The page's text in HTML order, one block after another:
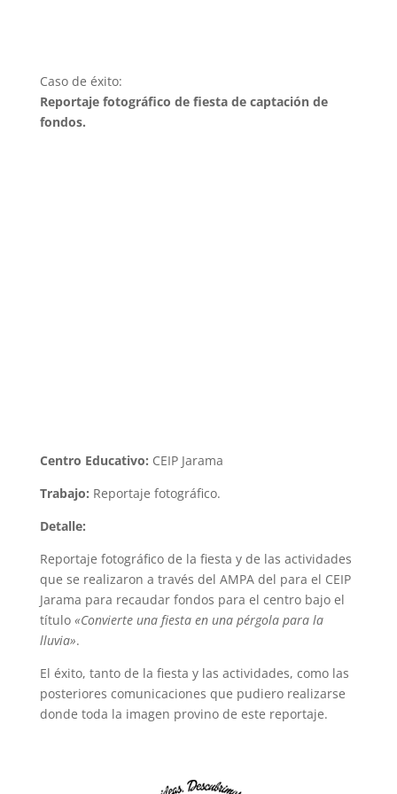
Caso de éxito:
Reportaje fotográfico de fiesta de captación de
fondos.
Centro Educativo: CEIP Jarama
Trabajo: Reportaje fotográfico.
Detalle:
Reportaje fotográfico de la fiesta y de las actividades
que se realizaron a través del AMPA del para el CEIP
Jarama para recaudar fondos para el centro bajo el
título «Convierte una fiesta en una pérgola para la
lluvia».
El éxito, tanto de la fiesta y las actividades, como las
posteriores comunicaciones que pudiero realizarse
donde toda la imagen provino de este reportaje.